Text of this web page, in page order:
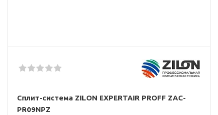
Сплит-система ZILON EXPERTAIR PROFF ZAC-
PR09NPZ